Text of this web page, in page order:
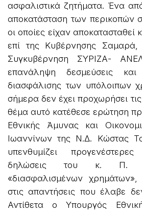
ασφαλιστικά ζητήματα. Ένα
αποκατάσταση των περικοπών
οι οποίες είχαν αποκατασταθεί
επί της Κυβέρνησης
Συγκυβέρνηση ΣΥΡΙΖΑ-
επανάληψη δεσμεύσεις και
διασφάλισης των υπόλοιπων
σήμερα δεν έχει προχωρήσει τις
θέμα αυτό κατέθεσε ερώτηση
Εθνικής Άμυνας και
Ιωαννίνων της Ν.Δ. Κώστας
υπενθυμίζει
δηλώσεις του κ. Π.
«διασφαλισμένων
στις απαντήσεις που έλαβε
Αντίθετα ο Υπουργός